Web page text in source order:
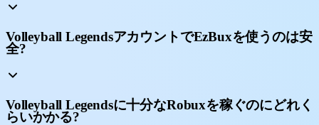
Volleyball LegendsアカウントでEzBuxを使うのは安
全?
Volleyball Legendsに十分なRobuxを稼ぐのにどれく
らいかかる?